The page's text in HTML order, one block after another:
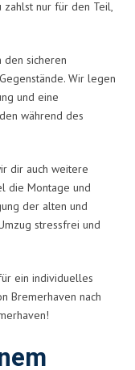
zahlst nur für den Teil,
den sicheren
Wir legen
und eine
während des
dir auch weitere
die Montage und
der alten und
stressfrei und
ein individuelles
Bremerhaven nach